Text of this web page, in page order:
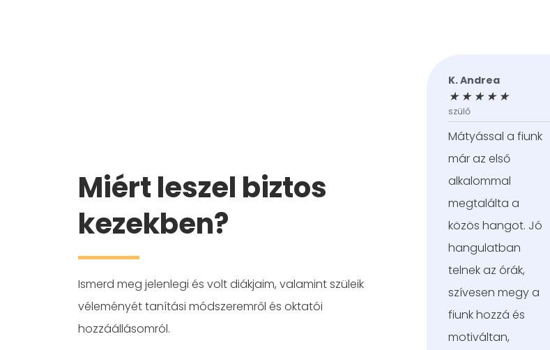
Miért leszel biztos
kezekben?
Ismerd meg jelenlegi és volt diákjaim, valamint szüleik
véleményét tanítási módszeremről és oktatói
hozzáállásomról.
K. Andrea
★ ★ ★ ★ ★
szülő
Mátyással a fiunk
már az első
alkalommal
megtalálta a
közös hangot. Jó
hangulatban
telnek az órák,
szívesen megy a
fiunk hozzá és
motiváltan,
l
ő
z
ő
ö
v
e
t
k
e
z
ő